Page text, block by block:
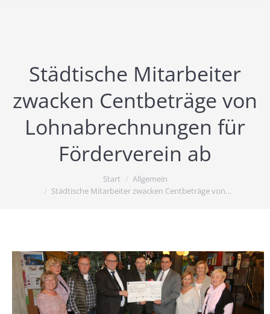
Städtische Mitarbeiter
zwacken Centbeträge von
Lohnabrechnungen für
Förderverein ab
Start
Allgemein
Städtische Mitarbeiter zwacken Centbeträge von…